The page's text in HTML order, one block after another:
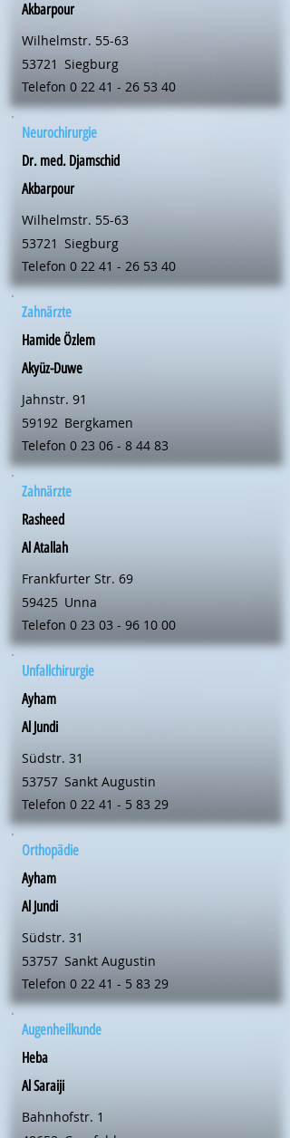
Akbarpour
Wilhelmstr. 55-63
53721 Siegburg
Telefon 0 22 41 - 26 53 40
Neurochirurgie
Dr. med. Djamschid
Akbarpour
Wilhelmstr. 55-63
53721 Siegburg
Telefon 0 22 41 - 26 53 40
Zahnärzte
Hamide Özlem
Akyüz-Duwe
Jahnstr. 91
59192 Bergkamen
Telefon 0 23 06 - 8 44 83
Zahnärzte
Rasheed
Al Atallah
Frankfurter Str. 69
59425 Unna
Telefon 0 23 03 - 96 10 00
Unfallchirurgie
Ayham
Al Jundi
Südstr. 31
53757 Sankt Augustin
Telefon 0 22 41 - 5 83 29
Orthopädie
Ayham
Al Jundi
Südstr. 31
53757 Sankt Augustin
Telefon 0 22 41 - 5 83 29
Augenheilkunde
Heba
Al Saraiji
Bahnhofstr. 1